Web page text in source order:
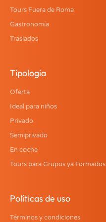
Tours Fuera de Roma
Gastronomía
Traslados
Tipologia
Oferta
Ideal para niños
Privado
Semiprivado
En coche
Tours para Grupos ya Formados
Políticas de uso
Términos y condiciones